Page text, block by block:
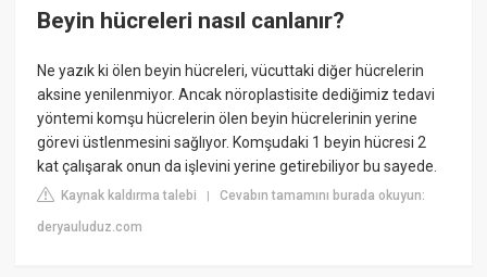
Beyin hücreleri nasıl canlanır?
Ne yazık ki ölen beyin hücreleri, vücuttaki diğer hücrelerin
aksine yenilenmiyor. Ancak nöroplastisite dediğimiz tedavi
yöntemi komşu hücrelerin ölen beyin hücrelerinin yerine
görevi üstlenmesini sağlıyor. Komşudaki 1 beyin hücresi 2
kat çalışarak onun da işlevini yerine getirebiliyor bu sayede.
Kaynak kaldırma talebi |Cevabın tamamını burada okuyun:
deryauluduz.com